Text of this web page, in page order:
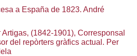
a España de 1823. André
(1842-1901), Corresponsal
del repòrters gràfics actual. Per